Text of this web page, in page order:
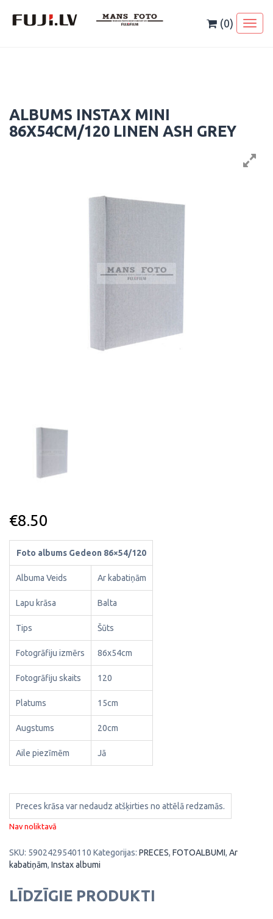
(0)
ALBUMS INSTAX MINI
86X54CM/120 LINEN ASH GREY
€8.50
Foto albums Gedeon 86×54/120
Albuma Veids Ar kabatiņām
Lapu krāsa Balta
Tips Šūts
Fotogrāfiju izmērs 86x54cm
Fotogrāfiju skaits 120
Platums 15cm
Augstums 20cm
Aile piezīmēm Jā
Preces krāsa var nedaudz atšķirties no attēlā redzamās.
Nav noliktavā
SKU: 5902429540110 Kategorijas: PRECES, FOTOALBUMI, Ar
kabatiņām, Instax albumi
LĪDZĪGIE PRODUKTI